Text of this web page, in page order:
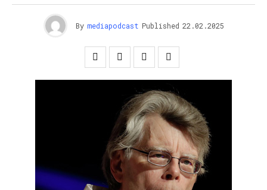
By mediapodcast Published 22.02.2025